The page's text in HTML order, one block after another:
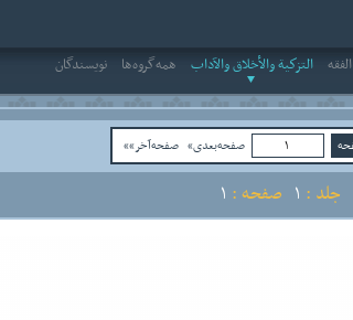
الفقه التزكية والأخلاق والآداب همه‌گروه‌ها نویسندگان
صفحه‌بعدی» صفحه‌آخر»»
جلد : صفحه :